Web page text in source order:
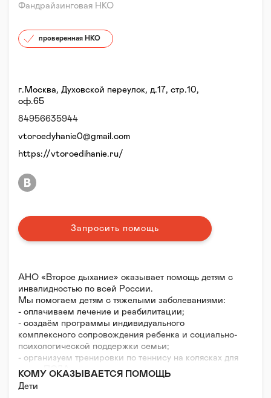
Фандрайзинговая НКО
проверенная НКО
АНО «Второе дыхание» оказывает помощь детям с
инвалидностью по всей России.
Мы помогаем детям с тяжелыми заболеваниями:
- оплачиваем лечение и реабилитации;
- создаём программы индивидуального
комплексного сопровождения ребенка и социально-
психологической поддержки семьи;
- организуем тренировки по теннису на колясках для
лиц с ПОДА;
- повышаем качество оказания медицинской
помощи для детей с ОВЗ через закупку
КОМУ ОКАЗЫВАЕТСЯ ПОМОЩЬ
Дети
г.Москва, Духовской переулок, д.17, стр.10,
оф.65
84956635944
vtoroedyhanie0@gmail.com
https://vtoroedihanie.ru/
Запросить помощь